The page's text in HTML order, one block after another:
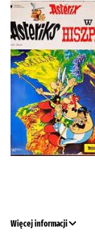
Więcej informacji